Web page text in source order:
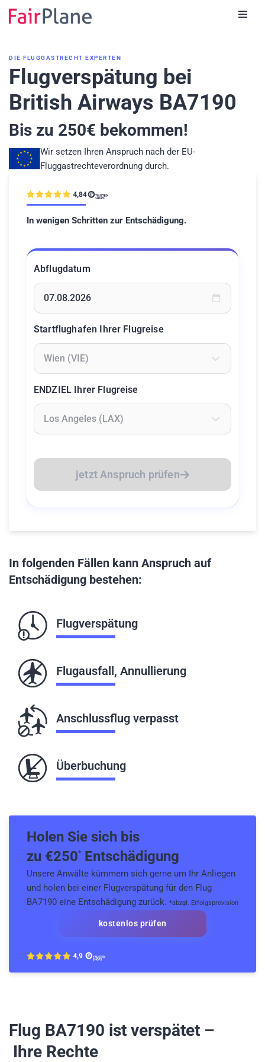
DIE FLUGGASTRECHT EXPERTEN
Flugverspätung bei
British Airways BA7190
Bis zu 250€ bekommen!
Wir setzen Ihren Anspruch nach der EU-
Fluggastrechteverordnung durch.
In wenigen Schritten zur Entschädigung.
Abflugdatum
Startflughafen Ihrer Flugreise
ENDZIEL Ihrer Flugreise
jetzt Anspruch prüfen
In folgenden Fällen kann Anspruch auf
Entschädigung bestehen:
Flugverspätung
Flugausfall, Annullierung
Anschlussflug verpasst
Überbuchung
Holen Sie sich bis
zu €250*Entschädigung
Unsere Anwälte kümmern sich gerne um Ihr Anliegen
und holen bei einer Flugverspätung für den Flug
BA7190 eine Entschädigung zurück. *abzgl. Erfolgsprovision
kostenlos prüfen
Flug BA7190 ist verspätet –
Ihre Rechte